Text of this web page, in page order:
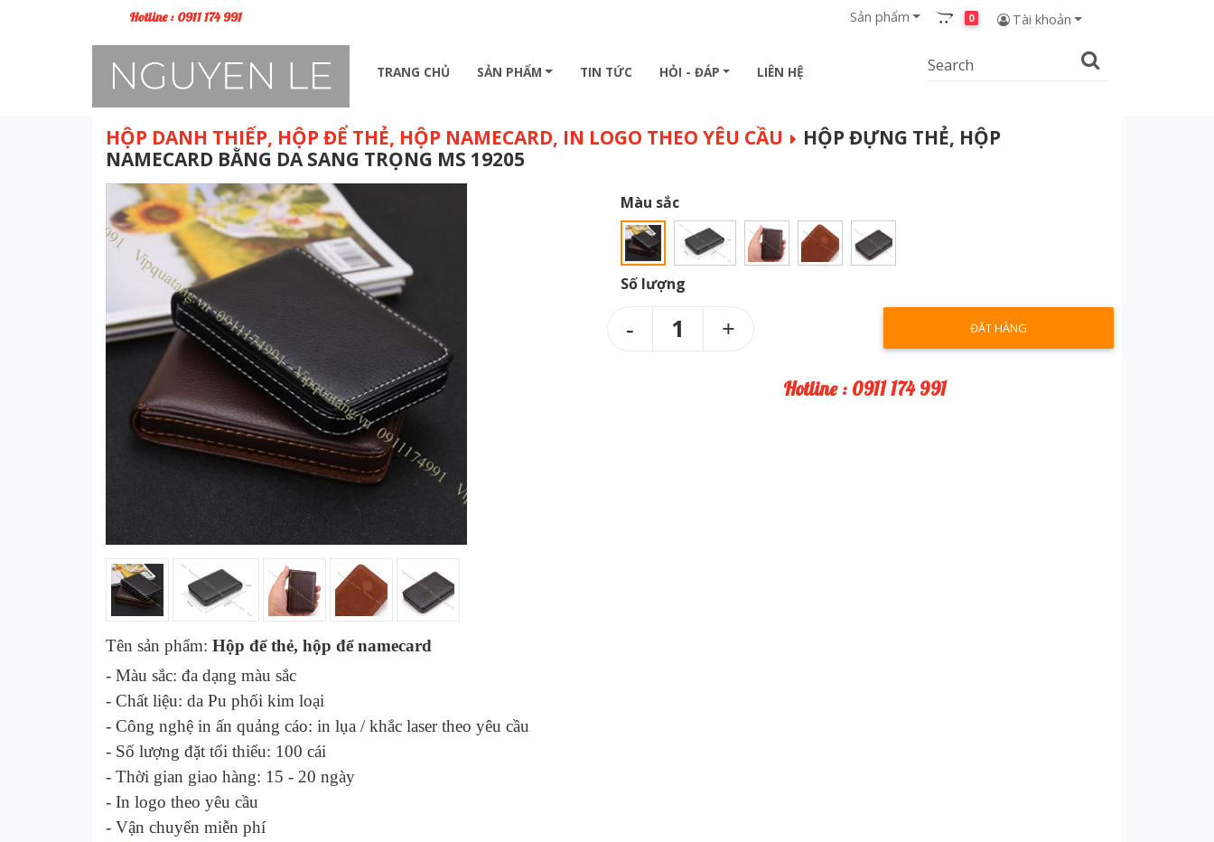
Hotline : 0911 174 991 Sản phẩm 0 Tài khoản
TRANG CHỦ SẢN PHẨM TIN TỨC HỎI - ĐÁP LIÊN HỆ
HỘP DANH THIẾP, HỘP ĐỂ THẺ, HỘP NAMECARD, IN LOGO THEO YÊU CẦU
HỘP ĐỰNG THẺ, HỘP
NAMECARD BẰNG DA SANG TRỌNG MS 19205
Màu sắc
Số lượng
1 ĐẶT HÀNG
Hotline : 0911 174 991
Tên sản phẩm: Hộp để thẻ, hộp để namecard
- Màu sắc: đa dạng màu sắc
- Chất liệu: da Pu phối kim loại
- Công nghệ in ấn quảng cáo: in lụa / khắc laser theo yêu cầu
- Số lượng đặt tối thiểu: 100 cái
- Thời gian giao hàng: 1 5 - 20 ngày
- In logo theo yêu cầu
- Vận chuyển miễn phí